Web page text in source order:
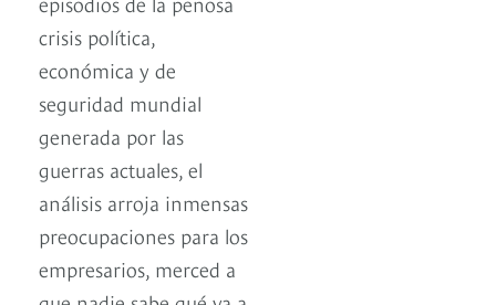
crisis política,
económica y de
seguridad mundial
generada por las
guerras actuales, el
análisis arroja inmensas
preocupaciones para los
empresarios, merced a